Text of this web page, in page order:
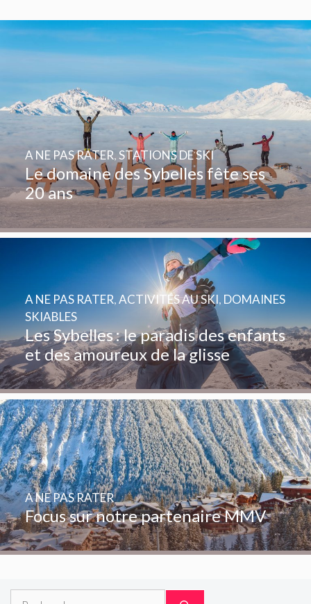
Le domaine des Sybelles fête ses
20 ans
A NE PAS RATER,STATIONS DE SKI
Les Sybelles : le paradis des enfants
et des amoureux de la glisse
A NE PAS RATER,ACTIVITÉS AU SKI, DOMAINES
SKIABLES
Focus sur notre partenaire MMV
A NE PAS RATER